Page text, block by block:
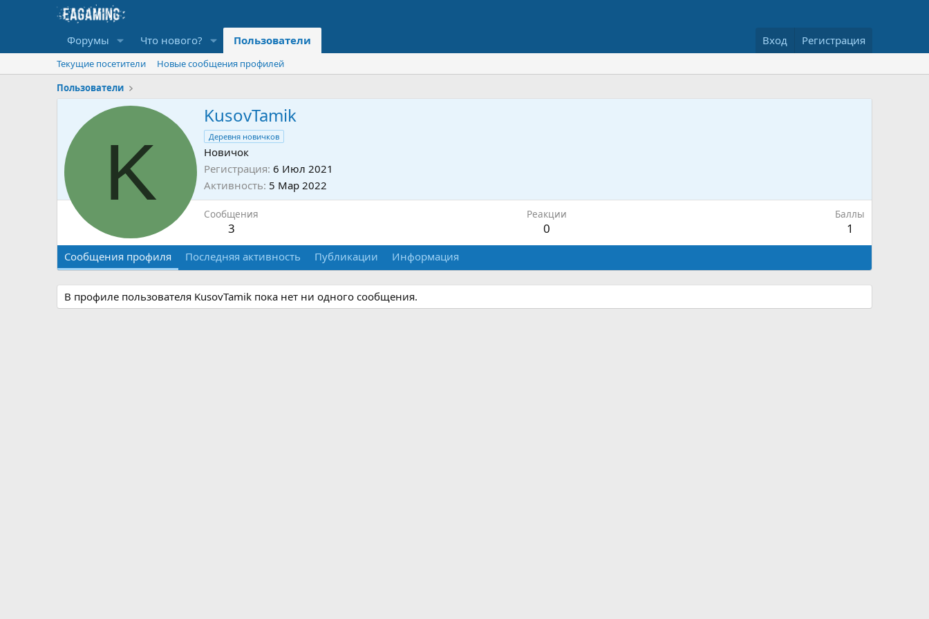
Форумы Что нового? Пользователи Вход Регистрация
Текущие посетители
Новые сообщения профилей
Пользователи
K
KusovTamik
Деревня новичков
Новичок
Регистрация 6 Июл 2021
Активность 5 Мар 2022
Сообщения
3
Реакции
0
Баллы
1
Сообщения профиля Последняя активность Публикации Информация
В профиле пользователя KusovTamik пока нет ни одного сообщения.